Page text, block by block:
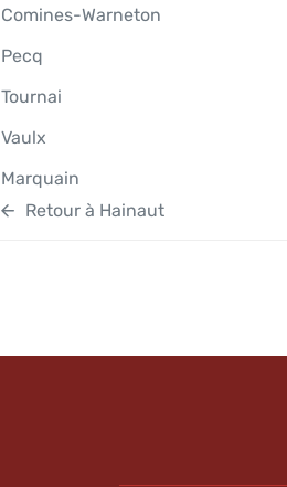
Comines-Warneton
Pecq
Tournai
Vaulx
Marquain
Retour à Hainaut